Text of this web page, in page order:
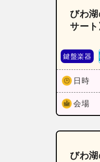
びわ
サート
鍵盤楽器
日時
会場
びわ